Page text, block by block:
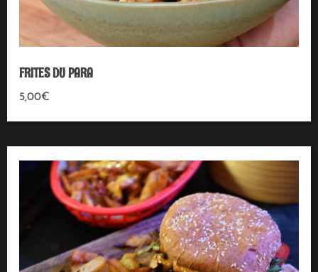
FRITES DU PARA
5,00€